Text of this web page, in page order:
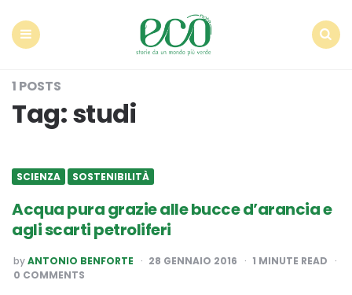
1 POSTS
Tag:studi
SCIENZA SOSTENIBILITÀ
Acqua pura grazie alle bucce d’arancia e
agli scarti petroliferi
POSTED
BY
byANTONIO BENFORTE 28 GENNAIO 2016 1 MINUTE READ
0 COMMENTS